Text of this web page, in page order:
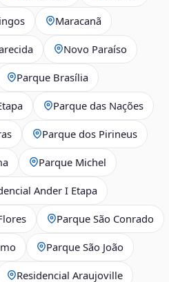
Maracanã
Novo Paraíso
Parque Brasília
Parque das Nações
Parque dos Pirineus
Parque Michel
Ander I Etapa
Parque São Conrado
Parque São João
Residencial Araujoville